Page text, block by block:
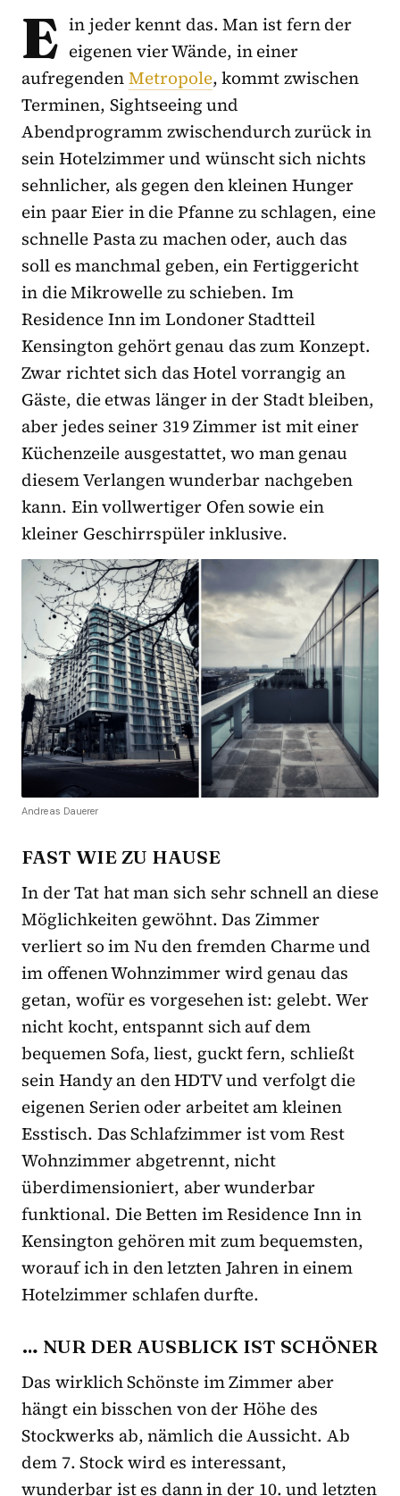
E in jeder kennt das. Man ist fern der
eigenen vier Wände, in einer
aufregendenMetropole, kommt zwischen
Terminen, Sightseeing und
Abendprogramm zwischendurch zurück in
sein Hotelzimmer und wünscht sich nichts
sehnlicher, als gegen den kleinen Hunger
ein paar Eier in die Pfanne zu schlagen, eine
schnelle Pasta zu machen oder, auch das
soll es manchmal geben, ein Fertiggericht
in die Mikrowelle zu schieben. Im
Residence Inn im Londoner Stadtteil
Kensington gehört genau das zum Konzept.
Zwar richtet sich das Hotel vorrangig an
Gäste, die etwas länger in der Stadt bleiben,
aber jedes seiner 319 Zimmer ist mit einer
Küchenzeile ausgestattet, wo man genau
diesem Verlangen wunderbar nachgeben
kann. Ein vollwertiger Ofen sowie ein
kleiner Geschirrspüler inklusive.
Andreas Dauerer
FAST WIE ZU HAUSE
In der Tat hat man sich sehr schnell an diese
Möglichkeiten gewöhnt. Das Zimmer
verliert so im Nu den fremden Charme und
im offenen Wohnzimmer wird genau das
getan, wofür es vorgesehen ist: gelebt. Wer
nicht kocht, entspannt sich auf dem
bequemen Sofa, liest, guckt fern, schließt
sein Handy an den HDTV und verfolgt die
eigenen Serien oder arbeitet am kleinen
Esstisch. Das Schlafzimmer ist vom Rest
Wohnzimmer abgetrennt, nicht
überdimensioniert, aber wunderbar
funktional. Die Betten im Residence Inn in
Kensington gehören mit zum bequemsten,
worauf ich in den letzten Jahren in einem
Hotelzimmer schlafen durfte.
… NUR DER AUSBLICK IST SCHÖNER
Das wirklich Schönste im Zimmer aber
hängt ein bisschen von der Höhe des
Stockwerks ab, nämlich die Aussicht. Ab
dem 7. Stock wird es interessant,
wunderbar ist es dann in der 10. und letzten